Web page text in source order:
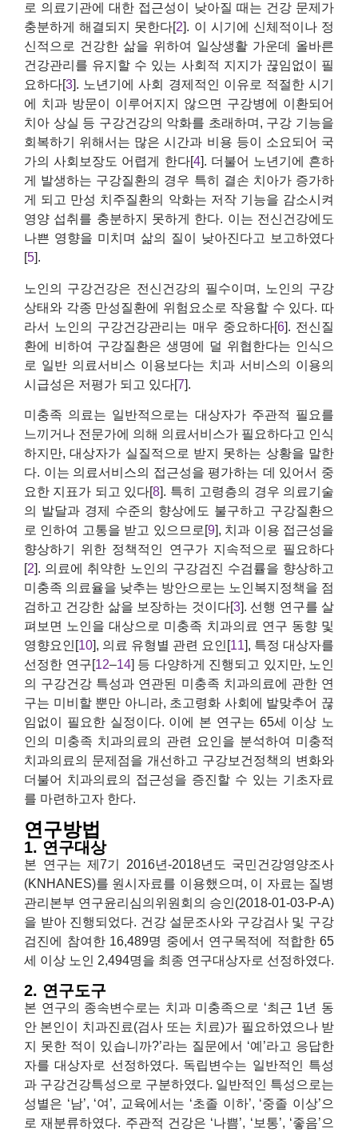
로 의료기관에 대한 접근성이 낮아질 때는 건강 문제가
충분하게 해결되지 못한다[2]. 이 시기에 신체적이나 정
신적으로 건강한 삶을 위하여 일상생활 가운데 올바른
건강관리를 유지할 수 있는 사회적 지지가 끊임없이 필
요하다[3]. 노년기에 사회 경제적인 이유로 적절한 시기
에 치과 방문이 이루어지지 않으면 구강병에 이환되어
치아 상실 등 구강건강의 악화를 초래하며, 구강 기능을
회복하기 위해서는 많은 시간과 비용 등이 소요되어 국
가의 사회보장도 어렵게 한다[4]. 더불어 노년기에 흔하
게 발생하는 구강질환의 경우 특히 결손 치아가 증가하
게 되고 만성 치주질환의 악화는 저작 기능을 감소시켜
영양 섭취를 충분하지 못하게 한다. 이는 전신건강에도
나쁜 영향을 미치며 삶의 질이 낮아진다고 보고하였다
[5].
노인의 구강건강은 전신건강의 필수이며, 노인의 구강
상태와 각종 만성질환에 위험요소로 작용할 수 있다. 따
라서 노인의 구강건강관리는 매우 중요하다[6]. 전신질
환에 비하여 구강질환은 생명에 덜 위협한다는 인식으
로 일반 의료서비스 이용보다는 치과 서비스의 이용의
시급성은 저평가 되고 있다[7].
미충족 의료는 일반적으로는 대상자가 주관적 필요를
느끼거나 전문가에 의해 의료서비스가 필요하다고 인식
하지만, 대상자가 실질적으로 받지 못하는 상황을 말한
다. 이는 의료서비스의 접근성을 평가하는 데 있어서 중
요한 지표가 되고 있다[8]. 특히 고령층의 경우 의료기술
의 발달과 경제 수준의 향상에도 불구하고 구강질환으
로 인하여 고통을 받고 있으므로[9], 치과 이용 접근성을
향상하기 위한 정책적인 연구가 지속적으로 필요하다
[2]. 의료에 취약한 노인의 구강검진 수검률을 향상하고
미충족 의료율을 낮추는 방안으로는 노인복지정책을 점
검하고 건강한 삶을 보장하는 것이다[3]. 선행 연구를 살
펴보면 노인을 대상으로 미충족 치과의료 연구 동향 및
영향요인[10], 의료 유형별 관련 요인[11], 특정 대상자를
선정한 연구[12–14] 등 다양하게 진행되고 있지만, 노인
의 구강건강 특성과 연관된 미충족 치과의료에 관한 연
구는 미비할 뿐만 아니라, 초고령화 사회에 발맞추어 끊
임없이 필요한 실정이다. 이에 본 연구는 65세 이상 노
인의 미충족 치과의료의 관련 요인을 분석하여 미충적
치과의료의 문제점을 개선하고 구강보건정책의 변화와
더불어 치과의료의 접근성을 증진할 수 있는 기초자료
를 마련하고자 한다.
연구방법
1. 연구대상
본 연구는 제7기 2016년-2018년도 국민건강영양조사
(KNHANES)를 원시자료를 이용했으며, 이 자료는 질병
관리본부 연구윤리심의위원회의 승인(2018-01-03-P-A)
을 받아 진행되었다. 건강 설문조사와 구강검사 및 구강
검진에 참여한 16,489명 중에서 연구목적에 적합한 65
세 이상 노인 2,494명을 최종 연구대상자로 선정하였다.
2. 연구도구
본 연구의 종속변수로는 치과 미충족으로 ‘최근 1년 동
안 본인이 치과진료(검사 또는 치료)가 필요하였으나 받
지 못한 적이 있습니까?’라는 질문에서 ‘예’라고 응답한
자를 대상자로 선정하였다. 독립변수는 일반적인 특성
과 구강건강특성으로 구분하였다. 일반적인 특성으로는
성별은 ‘남’, ‘여’, 교육에서는 ‘초졸 이하’, ‘중졸 이상’으
로 재분류하였다. 주관적 건강은 ‘나쁨’, ‘보통’, ‘좋음’으